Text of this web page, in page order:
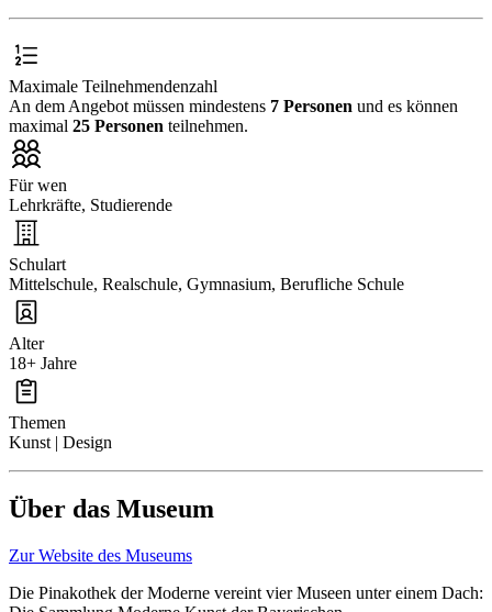
Maximale Teilnehmendenzahl
An dem Angebot müssen mindestens 7 Personen und es können
maximal 25 Personen teilnehmen.
Für wen
Lehrkräfte, Studierende
Schulart
Mittelschule, Realschule, Gymnasium, Berufliche Schule
Alter
18+ Jahre
Themen
Kunst | Design
Über das Museum
Zur Website des Museums
Die Pinakothek der Moderne vereint vier Museen unter einem Dach: